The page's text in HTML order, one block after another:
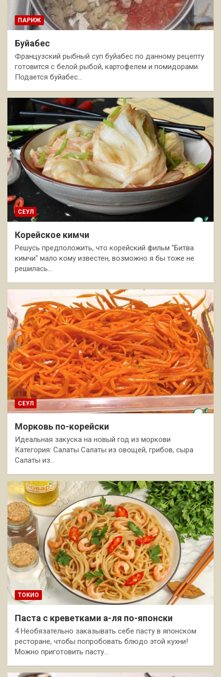
ПАРИЖ
Буйабес
Французский рыбный суп буйабес по данному рецепту
готовится с белой рыбой, картофелем и помидорами.
Подается буйабес…
СЕУЛ
Корейское кимчи
Решусь предположить, что корейский фильм "Битва
кимчи" мало кому известен, возможно я бы тоже не
решилась…
СЕУЛ
Морковь по-корейски
Идеальная закуска на новый год из моркови
Категория: Салаты Салаты из овощей, грибов, сыра
Салаты из…
ТОКИО
Паста с креветками а-ля по-японски
4 Необязательно заказывать себе пасту в японском
ресторане, чтобы попробовать блюдо этой кухни!
Можно приготовить пасту…